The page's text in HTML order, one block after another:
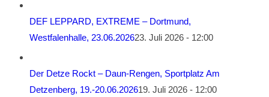
DEF LEPPARD, EXTREME – Dortmund,
Westfalenhalle, 23.06.202623. Juli 2026 - 12:00
Der Detze Rockt – Daun-Rengen, Sportplatz Am
Detzenberg, 19.-20.06.202619. Juli 2026 - 12:00